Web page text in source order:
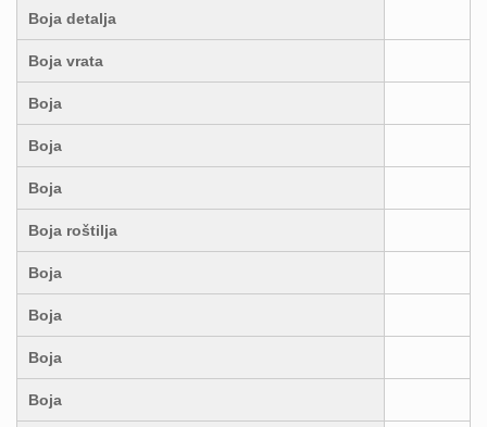
Boja detalja
Boja vrata
Boja
Boja
Boja
Boja roštilja
Boja
Boja
Boja
Boja